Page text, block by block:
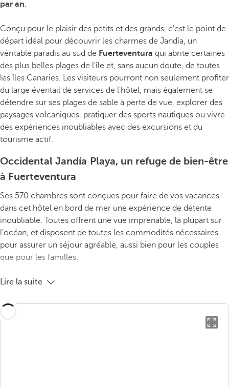
par an.
Conçu pour le plaisir des petits et des grands, c'est le point de
départ idéal pour découvrir les charmes de Jandía, un
véritable paradis au sud de Fuerteventura qui abrite certaines
des plus belles plages de l'île et, sans aucun doute, de toutes
les îles Canaries. Les visiteurs pourront non seulement profiter
du large éventail de services de l'hôtel, mais également se
détendre sur ses plages de sable à perte de vue, explorer des
paysages volcaniques, pratiquer des sports nautiques ou vivre
des expériences inoubliables avec des excursions et du
tourisme actif.
Occidental Jandía Playa, un refuge de bien-être
à Fuerteventura
Ses 570 chambres sont conçues pour faire de vos vacances
dans cet hôtel en bord de mer une expérience de détente
inoubliable. Toutes offrent une vue imprenable, la plupart sur
l'océan, et disposent de toutes les commodités nécessaires
pour assurer un séjour agréable, aussi bien pour les couples
que pour les familles.
Lire la suite